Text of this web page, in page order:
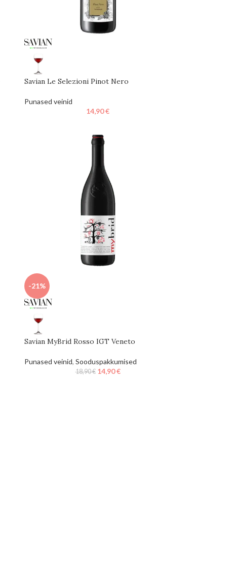
Savian Le Selezioni Pinot Nero
Punased veinid
14,90€
-21%
Savian MyBrid Rosso IGT Veneto
Punased veinid, Sooduspakkumised
18,90€ 14,90€